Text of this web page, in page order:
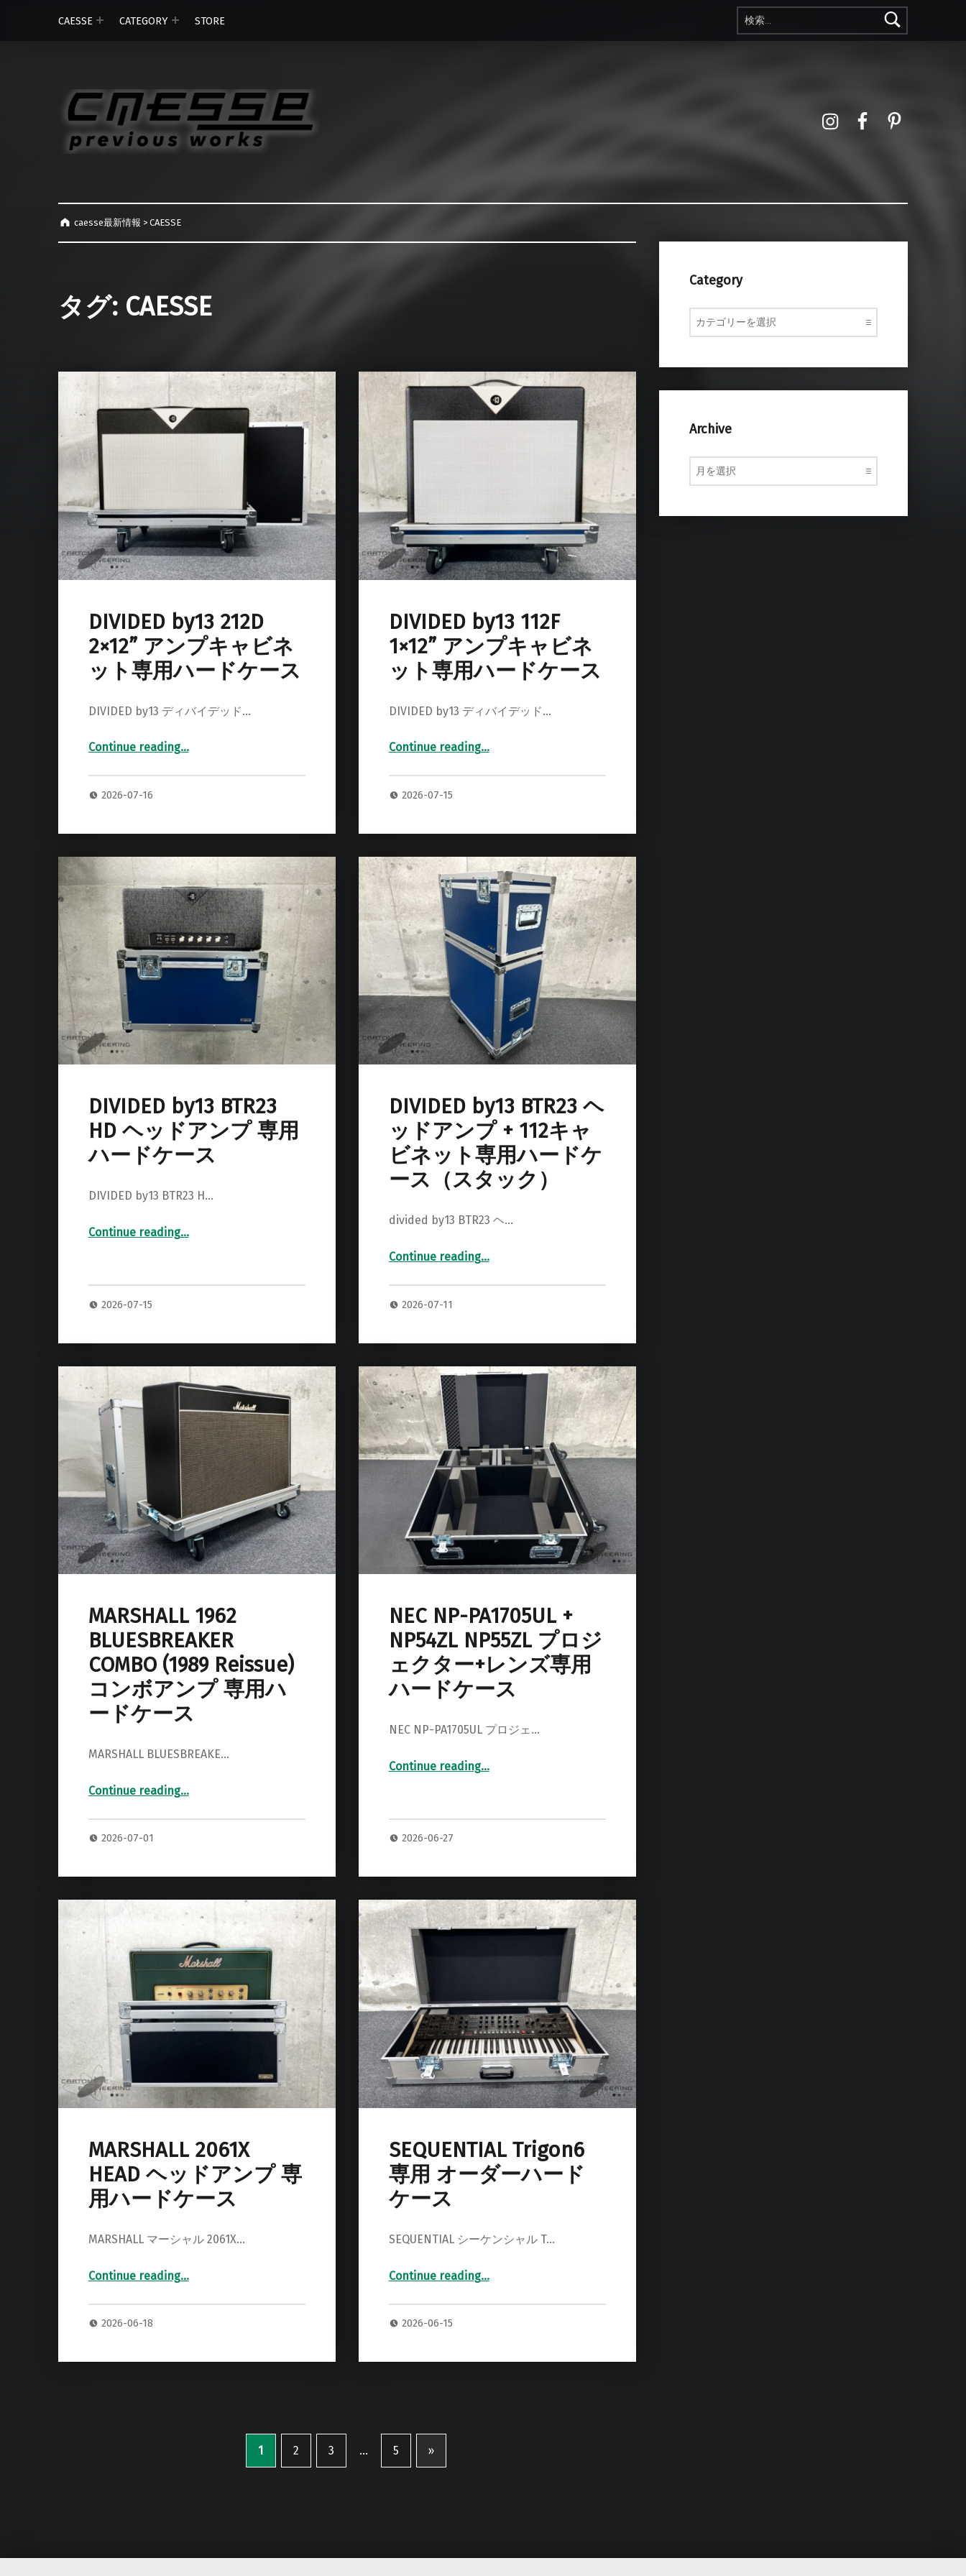
検索:
CAESSE
CATEGORY STORE
Instagram
FacebookPinterest
caesse最新情報 >CAESSE
タグ: CAESSE
DIVIDED by13 212D
2×12” アンプキャビネ
ット専用ハードケース
DIVIDED by13 ディバイデッド…
Continue reading“DIVIDED by13 212D 2×12” アンプキャビネット専用ハードケース”
…
2026-07-16
DIVIDED by13 112F
1×12” アンプキャビネ
ット専用ハードケース
DIVIDED by13 ディバイデッド…
Continue reading“DIVIDED by13 112F 1×12” アンプキャビネット専用ハードケース”
…
2026-07-15
DIVIDED by13 BTR23
HD ヘッドアンプ 専用
ハードケース
DIVIDED by13 BTR23 H…
Continue reading“DIVIDED by13 BTR23 HD ヘッドアンプ 専用ハードケース”
…
2026-07-15
DIVIDED by13 BTR23 ヘ
ッドアンプ + 112キャ
ビネット専用ハードケ
ース（スタック）
divided by13 BTR23 ヘ…
Continue reading
“DIVIDED by13 BTR23 ヘッドアンプ + 112キャビネット専用ハードケース（スタック）”
…
2026-07-11
MARSHALL 1962
BLUESBREAKER
COMBO (1989 Reissue)
コンボアンプ 専用ハ
ードケース
MARSHALL BLUESBREAKE…
Continue reading“MARSHALL 1962 BLUESBREAKER COMBO (1989 Reissue) コンボアンプ 専用ハードケース”
…
2026-07-01
NEC NP-PA1705UL +
NP54ZL NP55ZL プロジ
ェクター+レンズ専用
ハードケース
NEC NP-PA1705UL プロジェ…
Continue reading
“NEC NP-PA1705UL + NP54ZL NP55ZL プロジェクター+レンズ専用ハードケース”
…
2026-06-27
MARSHALL 2061X
HEAD ヘッドアンプ 専
用ハードケース
MARSHALL マーシャル 2061X…
Continue reading“MARSHALL 2061X HEAD ヘッドアンプ 専用ハードケース”
…
2026-06-18
SEQUENTIAL Trigon6
専用 オーダーハード
ケース
SEQUENTIAL シーケンシャル T…
Continue reading“SEQUENTIAL Trigon6 専用 オーダーハードケース”
…
2026-06-15
1 2 3 … 5 Next page
»
Category
Category
Archive
Archive